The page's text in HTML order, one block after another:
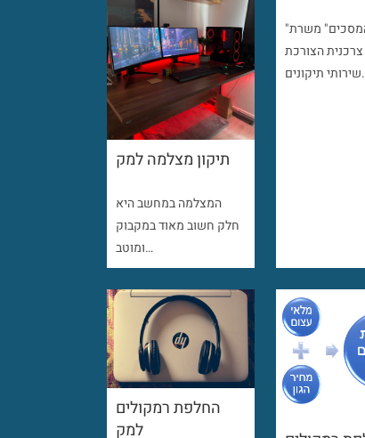
תיקון מצלמה למק
המצלמה במחשב היא
חלק חשוב מאוד במקבוק
ומוטב…
"אתר המסכים" משרת
הצורכת
החלפת רמקולים
למק